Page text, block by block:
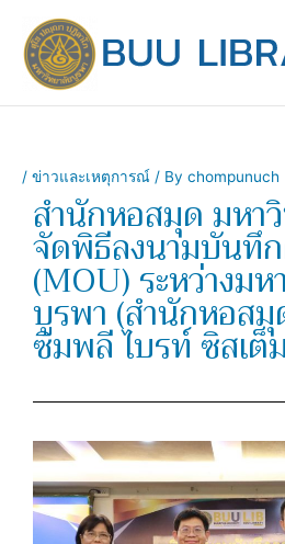
content
/ ข่าวและเหตุการณ์ / By chompunuch
สำนักหอสมุด มหา
จัดพิธีลงนามบันทึก
(MOU) ระหว่างมห
บูรพา (สำนักหอส
ซิมพลี ไบรท์ ซิสเต็